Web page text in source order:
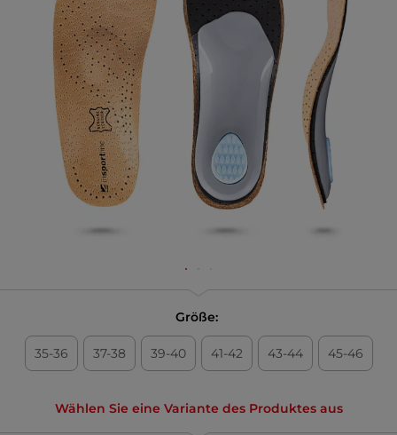
Größe:
35-36 37-38 39-40 41-42 43-44 45-46
Wählen Sie eine Variante des Produktes aus